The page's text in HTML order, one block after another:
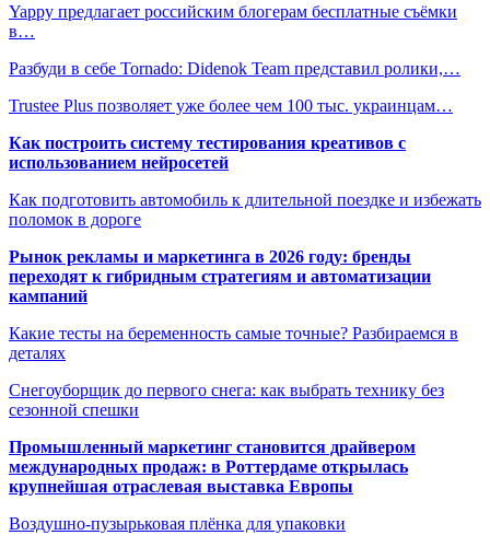
Yappy предлагает российским блогерам бесплатные съёмки
в…
Разбуди в себе Tornado: Didenok Team представил ролики,…
Trustee Plus позволяет уже более чем 100 тыс. украинцам…
Как построить систему тестирования креативов с
использованием нейросетей
Как подготовить автомобиль к длительной поездке и избежать
поломок в дороге
Рынок рекламы и маркетинга в 2026 году: бренды
переходят к гибридным стратегиям и автоматизации
кампаний
Какие тесты на беременность самые точные? Разбираемся в
деталях
Снегоуборщик до первого снега: как выбрать технику без
сезонной спешки
Промышленный маркетинг становится драйвером
международных продаж: в Роттердаме открылась
крупнейшая отраслевая выставка Европы
Воздушно-пузырьковая плёнка для упаковки